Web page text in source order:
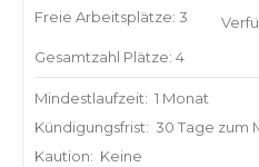
Freie Arbeitsplätze: 3
Gesamtzahl Plätze: 4
Mindestlaufzeit: 1 Monat
Kündigungsfrist: 30 Tage zum
Kaution: Keine